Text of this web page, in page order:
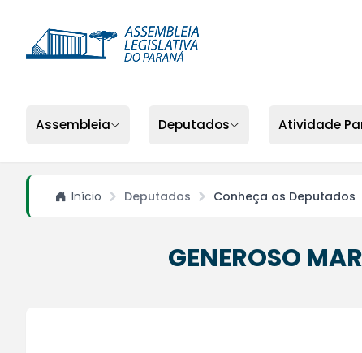
Assembleia Deputados Atividade
Início Deputados Conheça os Deputados
GENEROSO